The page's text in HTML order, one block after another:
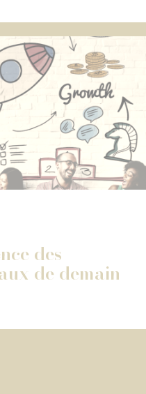
des
de demain